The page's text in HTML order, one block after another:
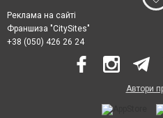
Реклама на сайті
Франшиза "CitySites"
+38 (050) 426 26 24
Автори